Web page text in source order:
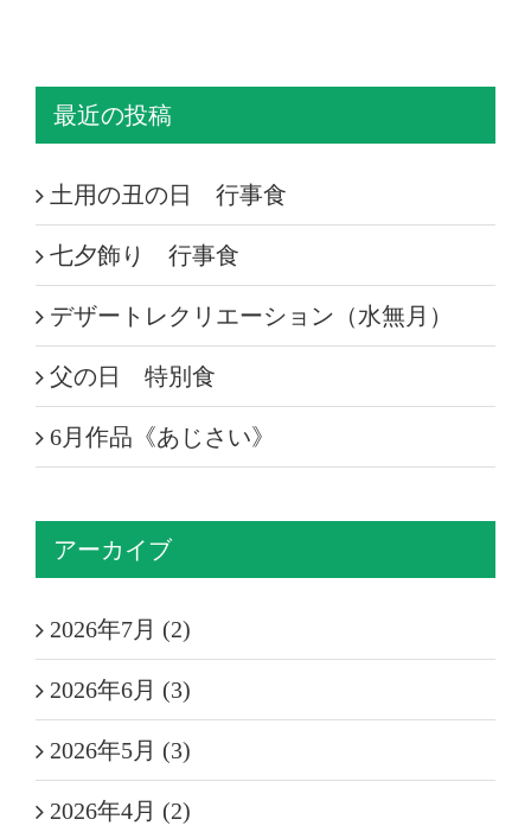
最近の投稿
土用の丑の日 行事食
七夕飾り 行事食
デザートレクリエーション（水無月）
父の日 特別食
6月作品《あじさい》
アーカイブ
2026年7月 (2)
2026年6月 (3)
2026年5月 (3)
2026年4月 (2)